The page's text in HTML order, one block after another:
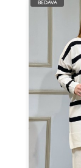
BEDAVA